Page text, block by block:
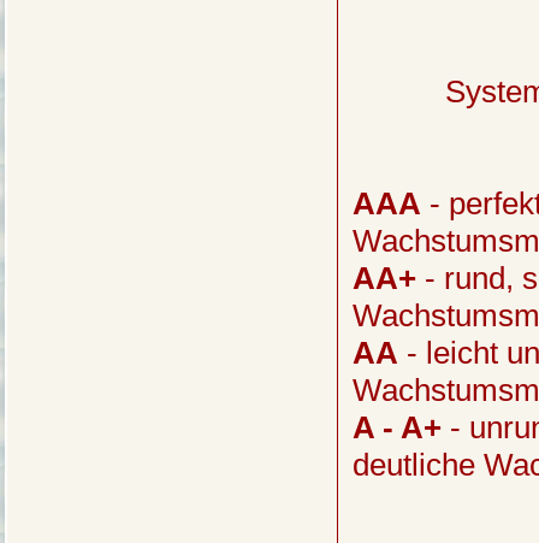
AAA -
AA+ - rund,
AA - leicht
A - A+ -
deutliche